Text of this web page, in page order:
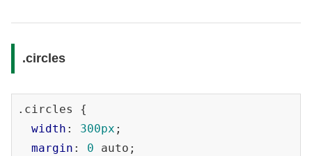
.circles
.circles
{
width : 300px ;
margin : 0 auto;